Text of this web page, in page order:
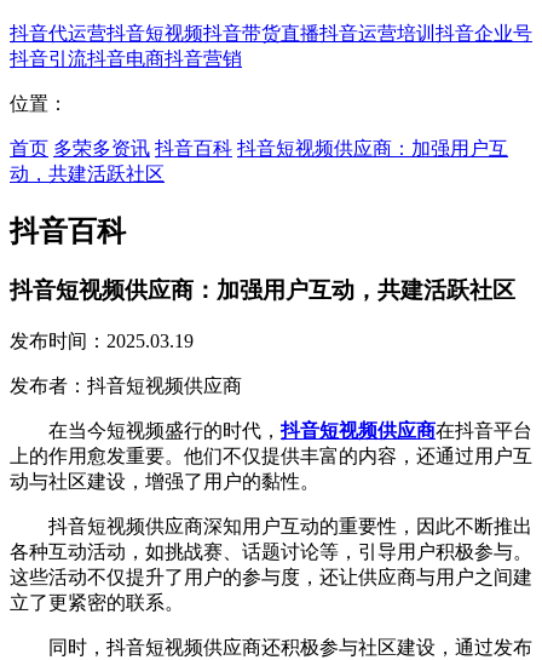
抖音代运营抖音短视频抖音带货直播抖音运营培训 抖音企业号
抖音引流抖音电商抖音营销
位置：
首页 多荣多资讯 抖音百科 抖音短视频供应商：加强用户互
动，共建活跃社区
抖音百科
抖音短视频供应商：加强用户互动，共建活跃社区
发布时间：2025.03.19
发布者：抖音短视频供应商
在当今短视频盛行的时代，抖音短视频供应商在抖音平台
上的作用愈发重要。他们不仅提供丰富的内容，还通过用户互
动与社区建设，增强了用户的黏性。
抖音短视频供应商深知用户互动的重要性，因此不断推出
各种互动活动，如挑战赛、话题讨论等，引导用户积极参与。
这些活动不仅提升了用户的参与度，还让供应商与用户之间建
立了更紧密的联系。
同时，抖音短视频供应商还积极参与社区建设，通过发布